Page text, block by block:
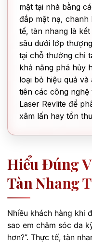
mặt tại nhà bằng
đắp mặt nạ,
tế, tàn nhang là
sâu dưới lớp
tại chỗ thường chỉ
khả năng phá hủy
loại bỏ hiệu quả
tiên các công
Laser Revlite để
xâm lấn hay tổn
Hiểu Đúng
Tàn Nhang
Nhiều khách hàng khi
sao em chăm sóc da
hơn?”. Thực tế, tàn